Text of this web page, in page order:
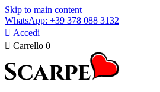
Skip to main content
WhatsApp: +39 378 088 3132
 Accedi
 Carrello 0